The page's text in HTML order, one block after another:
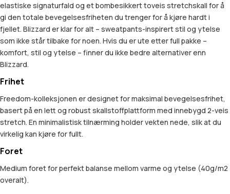
elastiske signaturfald og et bombesikkert toveis stretchskall for å
gi den totale bevegelsesfriheten du trenger for å kjøre hardt i
fjellet. Blizzard er klar for alt – sweatpants-inspirert stil og ytelse
som ikke står tilbake for noen. Hvis du er ute etter full pakke –
komfort, stil og ytelse – finner du ikke bedre alternativer enn
Blizzard.
Frihet
Freedom-kolleksjonen er designet for maksimal bevegelsesfrihet,
basert på en lett og robust skallstoffplattform med innebygd 2-veis
stretch. En minimalistisk tilnærming holder vekten nede, slik at du
virkelig kan kjøre for fullt.
Foret
Medium foret for perfekt balanse mellom varme og ytelse (40g/m2
overalt).